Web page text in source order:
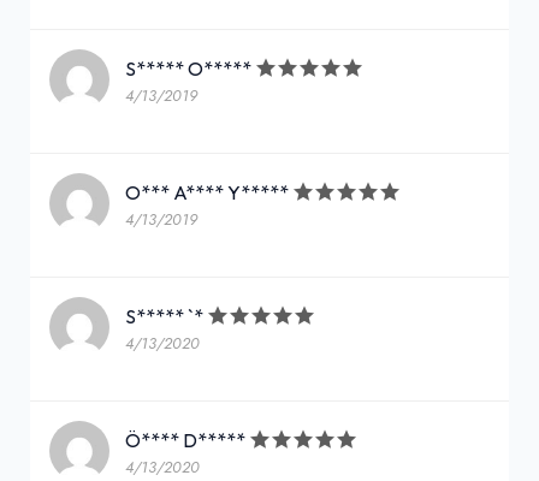
S***** O*****
4/13/2019
O*** A**** Y*****
4/13/2019
S***** `*
4/13/2020
Ö**** D*****
4/13/2020